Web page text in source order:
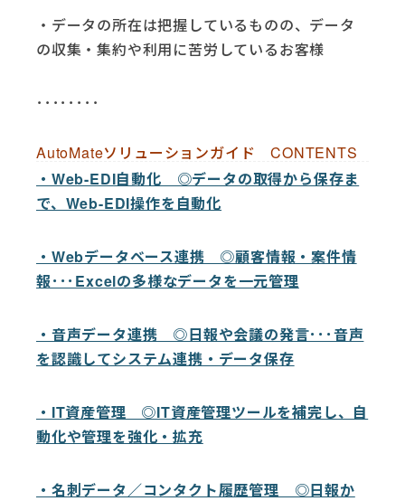
・データの所在は把握しているものの、データ
の収集・集約や利用に苦労しているお客様
････････
AutoMateソリューションガイド CONTENTS
・Web-EDI自動化 ◎データの取得から保存ま
で、Web-EDI操作を自動化
・Webデータベース連携 ◎顧客情報・案件情
報･･･Excelの多様なデータを一元管理
・音声データ連携 ◎日報や会議の発言･･･音声
を認識してシステム連携・データ保存
・IT資産管理 ◎IT資産管理ツールを補完し、自
動化や管理を強化・拡充
・名刺データ／コンタクト履歴管理 ◎日報か